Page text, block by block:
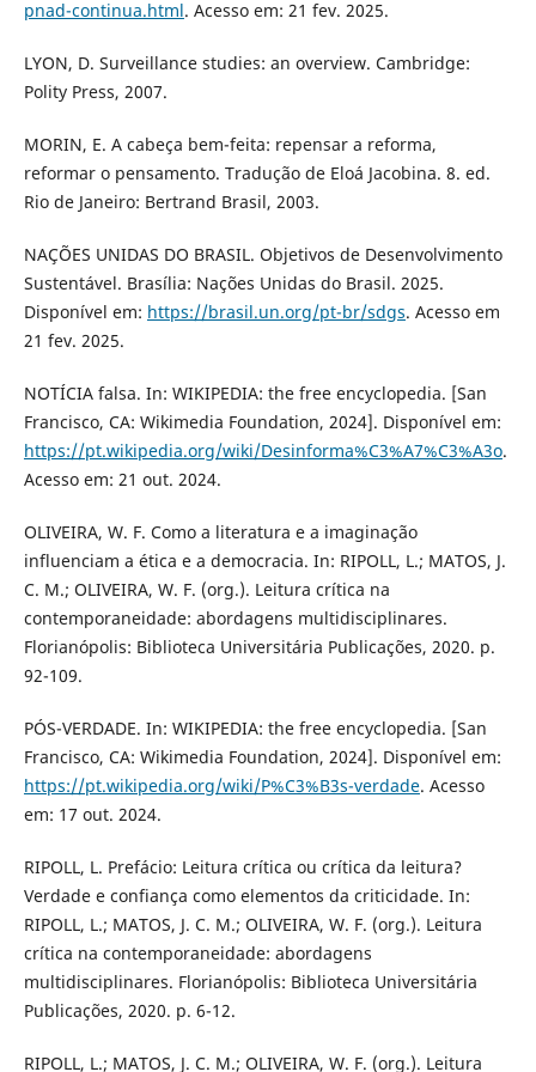
pnad-continua.html. Acesso em: 21 fev. 2025.
LYON, D. Surveillance studies: an overview. Cambridge:
Polity Press, 2007.
MORIN, E. A cabeça bem-feita: repensar a reforma,
reformar o pensamento. Tradução de Eloá Jacobina. 8. ed.
Rio de Janeiro: Bertrand Brasil, 2003.
NAÇÕES UNIDAS DO BRASIL. Objetivos de Desenvolvimento
Sustentável. Brasília: Nações Unidas do Brasil. 2025.
Disponível em: https://brasil.un.org/pt-br/sdgs. Acesso em
21 fev. 2025.
NOTÍCIA falsa. In: WIKIPEDIA: the free encyclopedia. [San
Francisco, CA: Wikimedia Foundation, 2024]. Disponível em:
https://pt.wikipedia.org/wiki/Desinforma%C3%A7%C3%A3o.
Acesso em: 21 out. 2024.
OLIVEIRA, W. F. Como a literatura e a imaginação
influenciam a ética e a democracia. In: RIPOLL, L.; MATOS, J.
C. M.; OLIVEIRA, W. F. (org.). Leitura crítica na
contemporaneidade: abordagens multidisciplinares.
Florianópolis: Biblioteca Universitária Publicações, 2020. p.
92-109.
PÓS-VERDADE. In: WIKIPEDIA: the free encyclopedia. [San
Francisco, CA: Wikimedia Foundation, 2024]. Disponível em:
https://pt.wikipedia.org/wiki/P%C3%B3s-verdade. Acesso
em: 17 out. 2024.
RIPOLL, L. Prefácio: Leitura crítica ou crítica da leitura?
Verdade e confiança como elementos da criticidade. In:
RIPOLL, L.; MATOS, J. C. M.; OLIVEIRA, W. F. (org.). Leitura
crítica na contemporaneidade: abordagens
multidisciplinares. Florianópolis: Biblioteca Universitária
Publicações, 2020. p. 6-12.
RIPOLL, L.; MATOS, J. C. M.; OLIVEIRA, W. F. (org.). Leitura